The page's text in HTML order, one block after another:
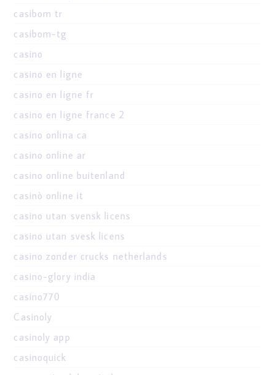
casibom tr
casibom-tg
casino
casino en ligne
casino en ligne fr
casino en ligne france 2
casino onlina ca
casino online ar
casino online buitenland
casinò online it
casino utan svensk licens
casino utan svesk licens
casino zonder crucks netherlands
casino-glory india
casino770
Casinoly
casinoly app
casinoquick